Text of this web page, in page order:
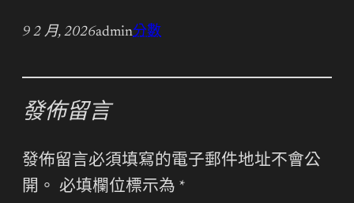
9 2 月, 2026admin分數
發佈留言
發佈留言必須填寫的電子郵件地址不會公
開。 必填欄位標示為 *